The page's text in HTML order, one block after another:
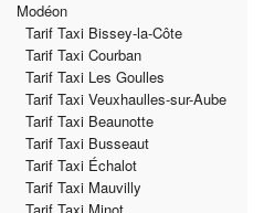
Modéon
Tarif Taxi Bissey-la-Côte
Tarif Taxi Courban
Tarif Taxi Les Goulles
Tarif Taxi Veuxhaulles-sur-Aube
Tarif Taxi Beaunotte
Tarif Taxi Busseaut
Tarif Taxi Échalot
Tarif Taxi Mauvilly